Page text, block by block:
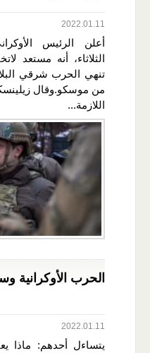
2022.01.11
أعلن الرئيس
الثلاثاء، أنه مستعد
تنهي الحرب شرقي
من موسكو.وقال
اللازمة...
الحرب الأوكرانية
2022.01.11
يتساءل أحدهم: ماذا